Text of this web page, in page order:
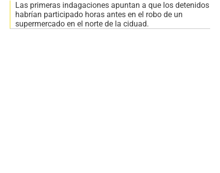
Las primeras indagaciones apuntan a que los detenidos
habrían participado horas antes en el robo de un
supermercado en el norte de la ciduad.